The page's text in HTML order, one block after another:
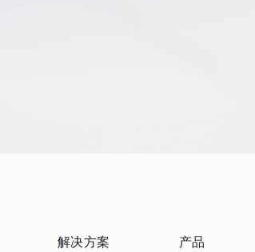
解决方案 产品